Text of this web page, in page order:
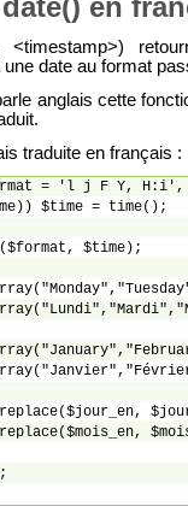
<timestamp>)
date au format
anglais cette
traduite en français :
= 'l j F Y,